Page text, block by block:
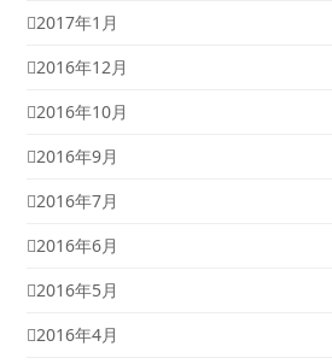
2017年1月
2016年12月
2016年10月
2016年9月
2016年7月
2016年6月
2016年5月
2016年4月